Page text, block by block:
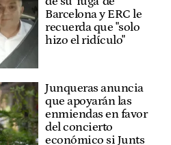
Barcelona y ERC le
recuerda que "solo
hizo el ridículo"
Junqueras anuncia
que apoyarán las
enmiendas en favor
del concierto
económico si Junts